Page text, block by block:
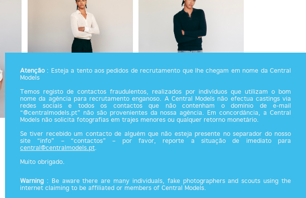
Atenção: Esteja a tento aos pedidos de recrutamento que lhe chegam em nome da Central
Models
Temos registo de contactos fraudulentos, realizados por indivíduos que utilizam o bom
nome da agência para recrutamento enganoso. A Central Models não efectua castings via
redes sociais e todos os contactos que não contenham o domínio de e-mail
“@centralmodels.pt” não são provenientes da nossa agência. Em concordância, a Central
Models não solicita fotografias em trajes menores ou qualquer retorno monetário.
Se tiver recebido um contacto de alguém que não esteja presente no separador do nosso
site “info” – “contactos” – por favor, reporte a situação de imediato para
central@centralmodels.pt.
Muito obrigado.
Warning : Be aware there are many individuals, fake photographers and scouts using the
internet claiming to be affiliated or members of Central Models.